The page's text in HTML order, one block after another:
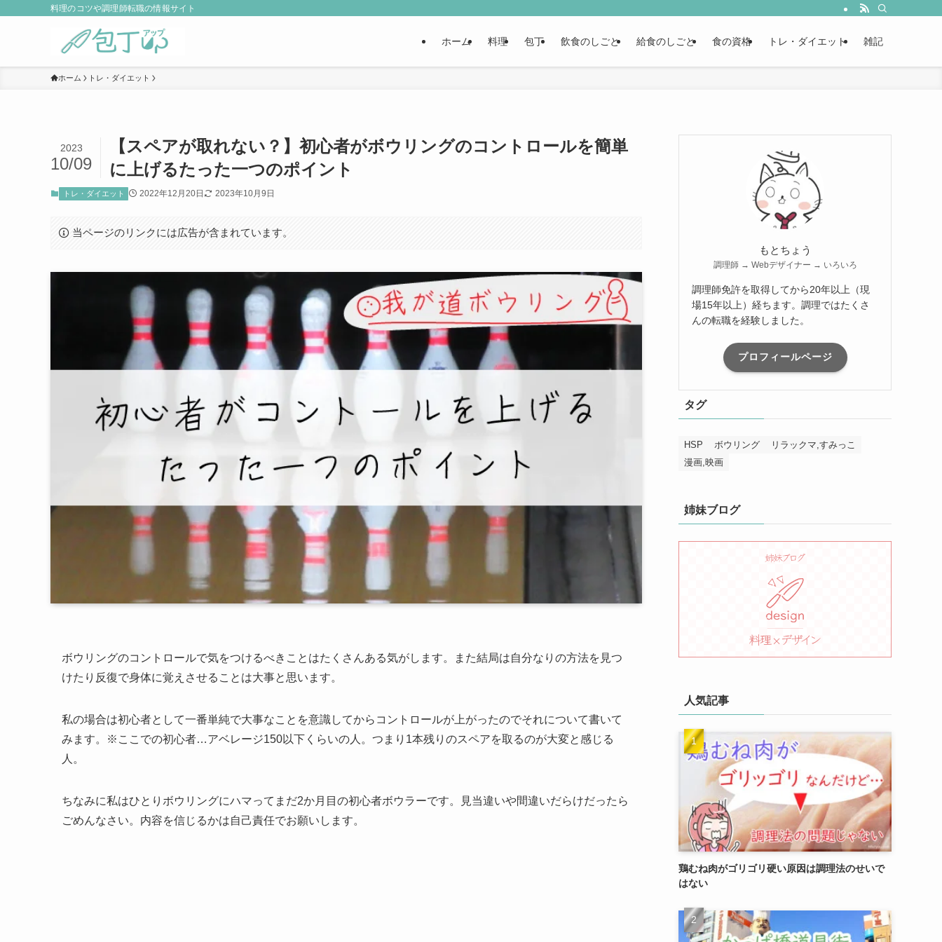
料理のコツや調理師転職の情報サイト
ホーム 料理 包丁 飲食のしごと 給食のしごと 食の資格 トレ・ダイエット 雑記
ホーム トレ・ダイエット
【スペアが取れない？】初心者がボウリングのコントロールを簡単
に上げるたった一つのポイント
2023
10/09
トレ・ダイエット 2022年12月20日 2023年10月9日
当ページのリンクには広告が含まれています。
ボウリングのコントロールで気をつけるべきことはたくさんある気がします。また結局は自分なりの方法を見つ
けたり反復で身体に覚えさせることは大事と思います。
私の場合は初心者として一番単純で大事なことを意識してからコントロールが上がったのでそれについて書いて
みます。※ここでの初心者…アベレージ150以下くらいの人。つまり1本残りのスペアを取るのが大変と感じる
人。
ちなみに私はひとりボウリングにハマってまだ2か月目の初心者ボウラーです。見当違いや間違いだらけだったら
ごめんなさい。内容を信じるかは自己責任でお願いします。
もとちょう
調理師 → Webデザイナー → いろいろ
調理師免許を取得してから20年以上（現
場15年以上）経ちます。調理ではたくさ
んの転職を経験しました。
プロフィールページ
タグ
HSP ボウリング
リラックマ,すみっこ
漫画,映画
姉妹ブログ
人気記事
鶏むね肉がゴリゴリ硬い原因は調理法のせいで
はない